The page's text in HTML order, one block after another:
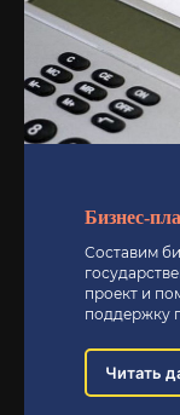
Бизнес-
Составим
проект и
поддержку
Читать